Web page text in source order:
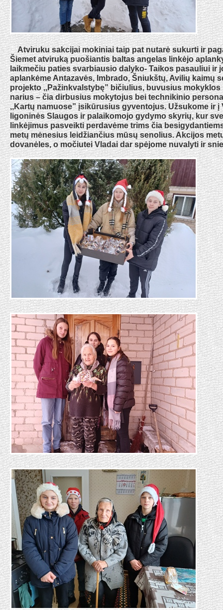
Atviruku sakcijai mokiniai taip pat nutarė sukurti ir
Šiemet atviruką puošiantis baltas angelas linkėjo
laikmečiu paties svarbiausio dalyko- Taikos pasauliui ir
aplankėme Antazavės, Imbrado, Šniukštų, Avilių kaimų
projekto ,,Pažinkvalstybę” bičiulius, buvusius
narius – čia dirbusius mokytojus bei technikinio
,,Kartų namuose” įsikūrusius gyventojus. Užsukome ir į
ligoninės Slaugos ir palaikomojo gydymo skyrių, kur
linkėjimus pasveikti perdavėme trims čia
metų mėnesius leidžiančius mūsų senolius. Akcijos
dovanėles, o močiutei Vladai dar spėjome nuvalyti ir